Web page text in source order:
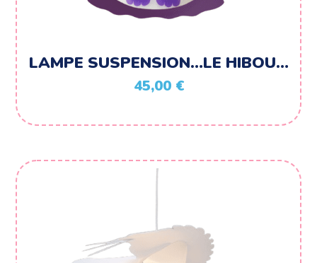
LAMPE SUSPENSION…LE HIBOU…
45,00 €